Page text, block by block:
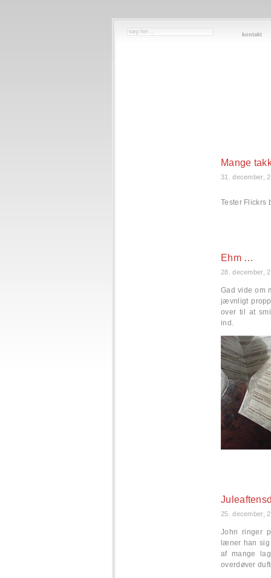
kontakt
Mange
31. december,
Tester Flickrs
Ehm …
28. december,
Gad vide om
jævnligt
over til at
ind.
25. december,
John ringer
læner han
af mange
overdøver